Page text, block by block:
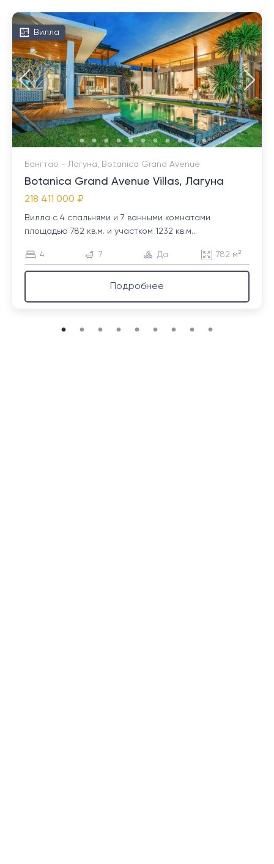
Вилла
Бангтао - Лагуна, Botanica Grand Avenue
Botanica Grand Avenue Villas, Лагуна
218 411 000 ₽
Вилла с 4 спальнями и 7 ванными комнатами
площадью 782 кв.м. и участком 1232 кв.м...
4 7 Да 782 м²
Подробнее